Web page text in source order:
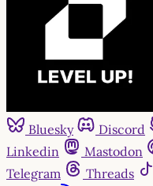
Bluesky Discord
Linkedin
Mastodon
Telegram
Threads